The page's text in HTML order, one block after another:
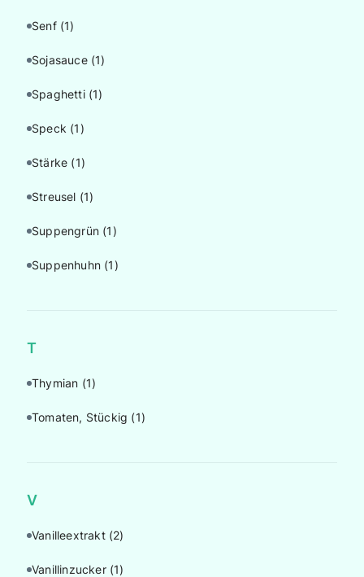
Senf (1)
Sojasauce (1)
Spaghetti (1)
Speck (1)
Stärke (1)
Streusel (1)
Suppengrün (1)
Suppenhuhn (1)
T
Thymian (1)
Tomaten, Stückig (1)
V
Vanilleextrakt (2)
Vanillinzucker (1)